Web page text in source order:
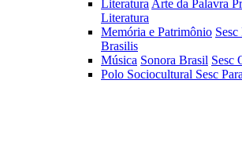
Literatura Arte da Palavra
Literatura
Memória e Patrimônio Sesc
Brasilis
Música Sonora Brasil Sesc
Polo Sociocultural Sesc